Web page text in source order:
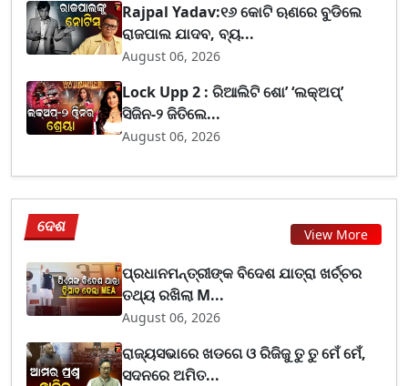
Rajpal Yadav:୧୬ କୋଟି ଋଣରେ ବୁଡିଲେ
ରାଜପାଲ ଯାଦବ, ବ୍ୟ...
August 06, 2026
Lock Upp 2 : ରିଆଲିଟି ଶୋ’ ‘ଲକ୍‌ଅପ୍’
ସିଜିନ-୨ ଜିତିଲେ...
August 06, 2026
ଦେଶ View More
ପ୍ରଧାନମନ୍ତ୍ରୀଙ୍କ ବିଦେଶ ଯାତ୍ରା ଖର୍ଚ୍ଚର
ତଥ୍ୟ ରଖିଲା M...
August 06, 2026
ରାଜ୍ୟସଭାରେ ଖଡଗେ ଓ ରିଜିଜୁ ତୁ ତୁ ମେଁ ମେଁ,
ସଦନରେ ଅମିତ...